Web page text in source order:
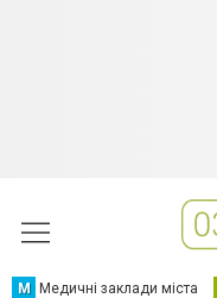
М Медичні заклади міста